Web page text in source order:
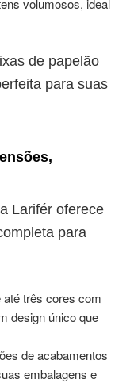
de papelão
para suas
Larifér oferece
para
até três cores com
design único que
de acabamentos
embalagens e